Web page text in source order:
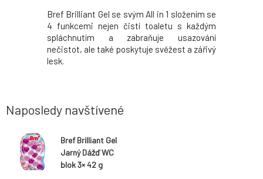
Bref Brilliant Gel se svým All in 1 složením se
4 funkcemi nejen čistí toaletu s každým
spláchnutím a zabraňuje usazování
nečistot, ale také poskytuje svěžest a zářivý
lesk.
Naposledy navštívené
Bref Brilliant Gel
Jarný Dážď WC
blok 3× 42 g